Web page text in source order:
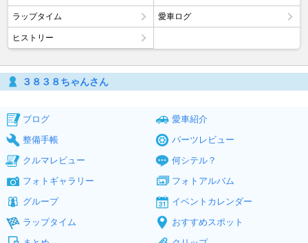
ラップタイム 愛車ログ
ヒストリー
３８３８ちゃんさん
ブログ
愛車紹介
整備手帳
パーツレビュー
クルマレビュー
何シテル？
フォトギャラリー
フォトアルバム
グループ
イベントカレンダー
ラップタイム
おすすめスポット